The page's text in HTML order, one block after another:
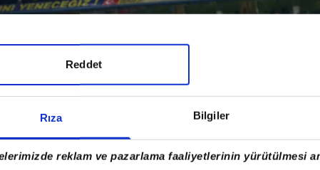
Rıza Bilgiler
reklam ve pazarlama faaliyetlerinin yürütülmesi
Reddet